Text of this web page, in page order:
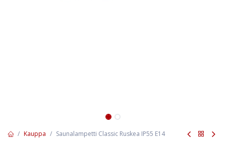
Kauppa Saunalampetti Classic Ruskea IP55 E14